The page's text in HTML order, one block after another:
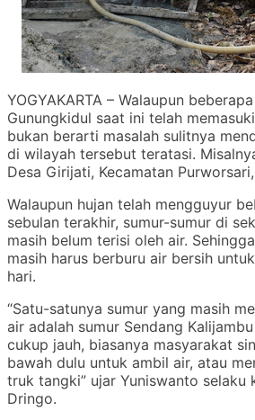
YOGYAKARTA – Walaupun
Gunungkidul saat ini telah
bukan berarti masalah sulitnya
di wilayah tersebut teratasi.
Desa Girijati, Kecamatan
Walaupun hujan telah mengguyur
sebulan terakhir, sumur-sumur di
masih belum terisi oleh air.
masih harus berburu air bersih
hari.
“Satu-satunya sumur yang masih
air adalah sumur Sendang
cukup jauh, biasanya masyarakat
bawah dulu untuk ambil air, atau
truk tangki” ujar Yuniswanto selaku
Dringo.